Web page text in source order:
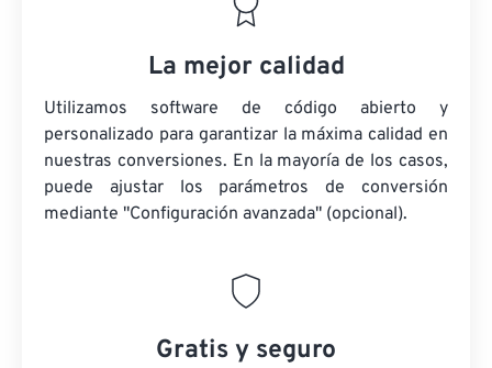
La mejor calidad
Utilizamos software de código abierto y
personalizado para garantizar la máxima calidad en
nuestras conversiones. En la mayoría de los casos,
puede ajustar los parámetros de conversión
mediante "Configuración avanzada" (opcional).
Gratis y seguro